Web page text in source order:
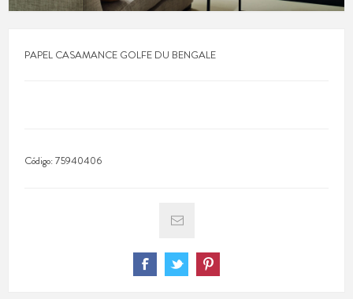
PAPEL CASAMANCE GOLFE DU BENGALE
Código:75940406